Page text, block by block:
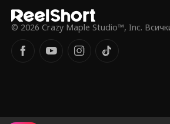
© 2026 Crazy Maple Studio™, Inc.